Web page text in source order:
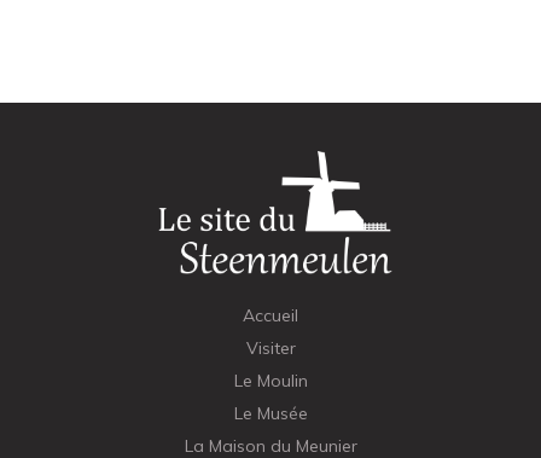
Accueil
Visiter
Le Moulin
Le Musée
La Maison du Meunier